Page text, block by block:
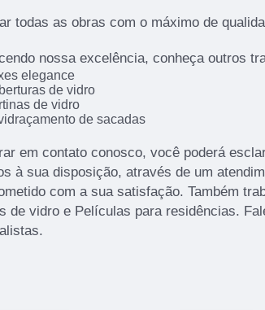
todas as obras com o máximo de
nossa excelência, conheça outros
elegance
de vidro
de vidro
de sacadas
em contato conosco, você poderá
à sua disposição, através de um
com a sua satisfação. Também
de vidro e Películas para residências.